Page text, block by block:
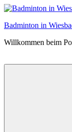
Zum
springen
Badminton in
Willkommen beim